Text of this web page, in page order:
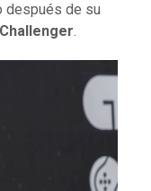
después de su
.